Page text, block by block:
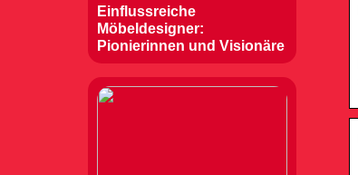
Einflussreiche
Möbeldesigner:
Pionierinnen und Visionäre